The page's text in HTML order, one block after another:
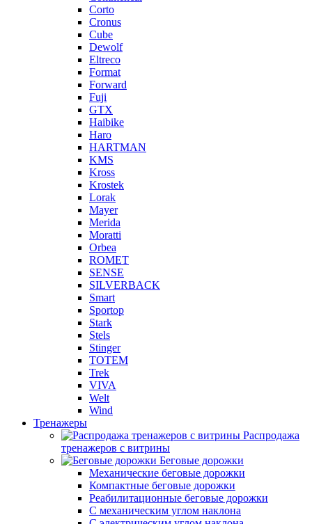
Corto
Cronus
Cube
Dewolf
Eltreco
Format
Forward
Fuji
GTX
Haibike
Haro
HARTMAN
KMS
Kross
Krostek
Lorak
Mayer
Merida
Moratti
Orbea
ROMET
SENSE
SILVERBACK
Smart
Sportop
Stark
Stels
Stinger
TOTEM
Trek
VIVA
Welt
Wind
Тренажеры
Распродажа
тренажеров с витрины
Беговые дорожки
Механические беговые дорожки
Компактные беговые дорожки
Реабилитационные беговые дорожки
С механическим углом наклона